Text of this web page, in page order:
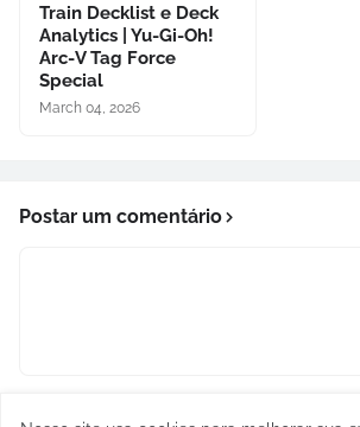
Train Decklist e Deck
Analytics | Yu-Gi-Oh!
Arc-V Tag Force
Special
March 04, 2026
Postar um comentário